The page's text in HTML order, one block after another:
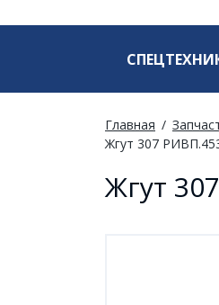
Главная
Жгут 307
Жгут